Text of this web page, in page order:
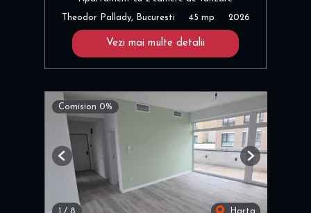
Theodor Pallady, Bucuresti 45 mp 2026
Vezi mai multe detalii
Comision 0%
1 / 8 Harta
Previous Next